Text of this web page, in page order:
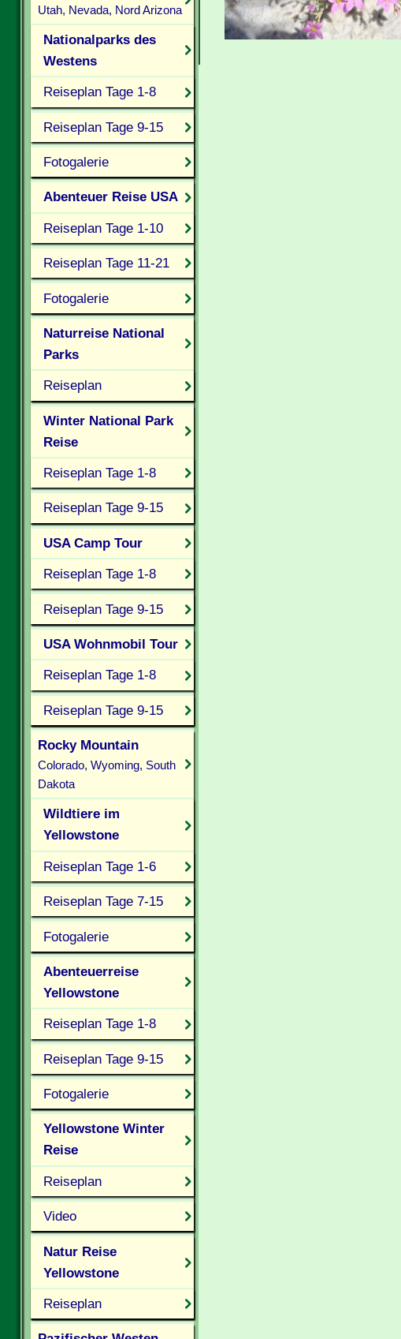
Utah, Nevada, Nord Arizona
Nationalparks des
Westens
Reiseplan Tage 1-8
Reiseplan Tage 9-15
Fotogalerie
Abenteuer Reise USA
Reiseplan Tage 1-10
Reiseplan Tage 11-21
Fotogalerie
Naturreise National
Parks
Reiseplan
Winter National Park
Reise
Reiseplan Tage 1-8
Reiseplan Tage 9-15
USA Camp Tour
Reiseplan Tage 1-8
Reiseplan Tage 9-15
USA Wohnmobil Tour
Reiseplan Tage 1-8
Reiseplan Tage 9-15
Rocky Mountain
Colorado, Wyoming, South
Dakota
Wildtiere im
Yellowstone
Reiseplan Tage 1-6
Reiseplan Tage 7-15
Fotogalerie
Abenteuerreise
Yellowstone
Reiseplan Tage 1-8
Reiseplan Tage 9-15
Fotogalerie
Yellowstone Winter
Reise
Reiseplan
Video
Natur Reise
Yellowstone
Reiseplan